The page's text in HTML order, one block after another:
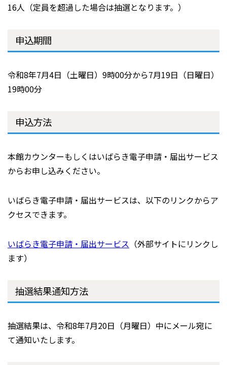
16人（定員を超過した場合は抽選となります。）
申込期間
令和8年7月4日（土曜日）9時00分から7月19日（日曜日）
19時00分
申込方法
本館カウンターもしくはいばらき電子申請・届出サービス
からお申し込みください。
いばらき電子申請・届出サービスは、以下のリンクからア
クセスできます。
いばらき電子申請・届出サービス （外部サイトにリンクし
ます）
抽選結果通知方法
抽選結果は、令和8年7月20日（月曜日）中にメール宛に
て通知いたします。